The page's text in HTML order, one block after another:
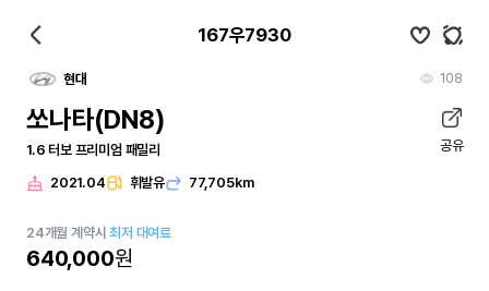
167우7930
현대 108
쏘나타(DN8)
1.6 터보 프리미엄 패밀리 공유
2021.04 휘발유 77,705km
24개월 계약시최저 대여료
640,000원